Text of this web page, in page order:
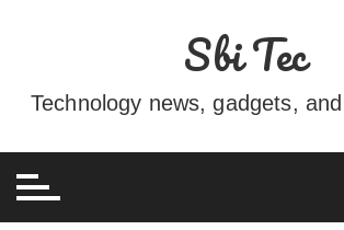
conteúdo
Sbi Tec
Technology news, gadgets,